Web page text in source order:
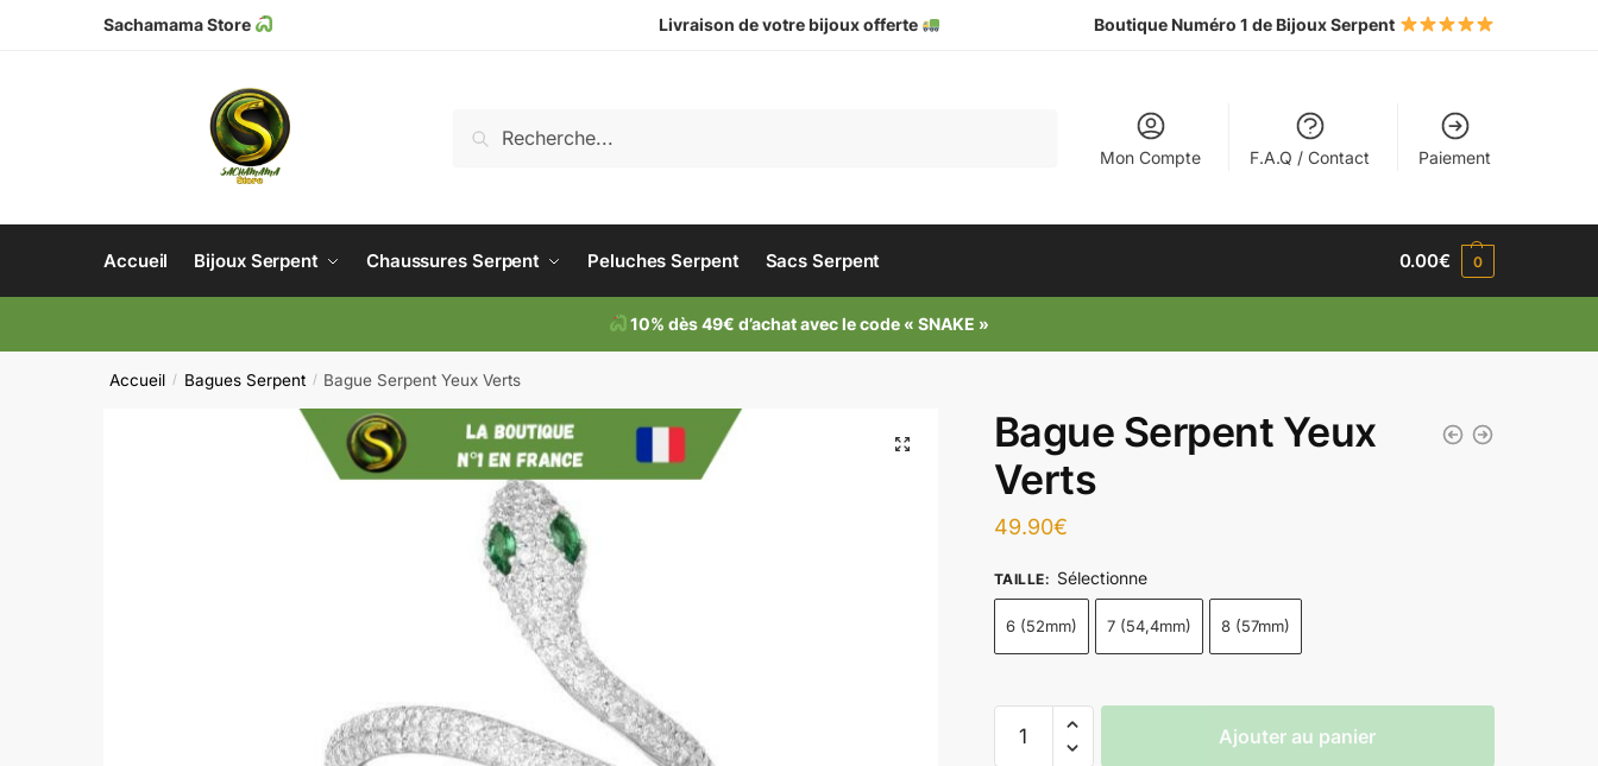
Sachamama Store Livraison de votre bijoux offerte Boutique Numéro 1 de Bijoux Serpent
Recherche
Mon Compte F.A.Q / Contact Paiement
Accueil Bijoux Serpent Chaussures Serpent Peluches Serpent Sacs Serpent 0.00€ 0
10% dès 49€ d’achat avec le code « SNAKE »
Accueil / Bagues Serpent / Bague Serpent Yeux Verts
Bague Serpent Yeux
Verts
49.90€
TAILLE: Sélectionne
6 (52mm) 7 (54,4mm) 8 (57mm)
Ajouter au panier